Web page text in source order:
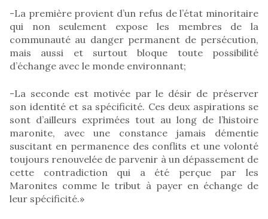
-La première provient d’un refus de l’état minoritaire
qui non seulement expose les membres de la
communauté au danger permanent de persécution,
mais aussi et surtout bloque toute possibilité
d’échange avec le monde environnant;
-La seconde est motivée par le désir de préserver
son identité et sa spécificité. Ces deux aspirations se
sont d’ailleurs exprimées tout au long de l’histoire
maronite, avec une constance jamais démentie
suscitant en permanence des conflits et une volonté
toujours renouvelée de parvenir à un dépassement de
cette contradiction qui a été perçue par les
Maronites comme le tribut à payer en échange de
leur spécificité.»